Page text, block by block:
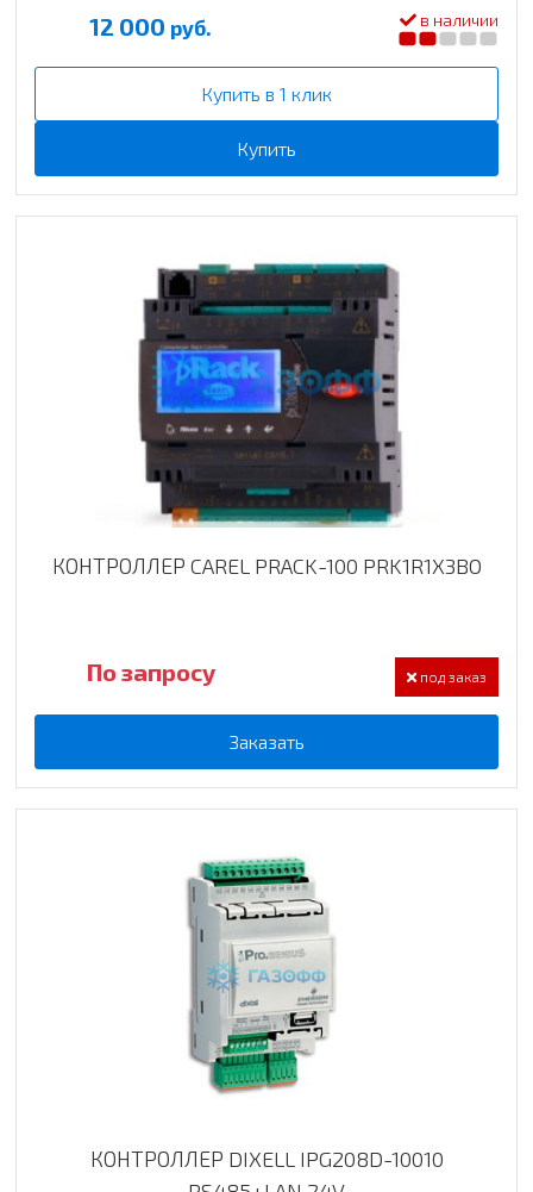
12 000 руб. в наличии
Купить в 1 клик
Купить
КОНТРОЛЛЕР CAREL PRACK-100 PRK1R1X3BO
По запросу под заказ
Заказать
КОНТРОЛЛЕР DIXELL IPG208D-10010